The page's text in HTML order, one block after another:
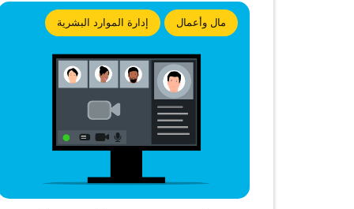
مال وأعمال إدارة الموارد البشرية